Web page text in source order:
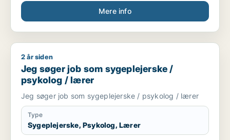
Mere info
Jeg søger job som sygeplejerske / psykolog / lærer
2 år siden
Jeg søger job som sygeplejerske /
psykolog / lærer
Jeg søger job som sygeplejerske / psykolog / lærer
Type
Sygeplejerske, Psykolog, Lærer